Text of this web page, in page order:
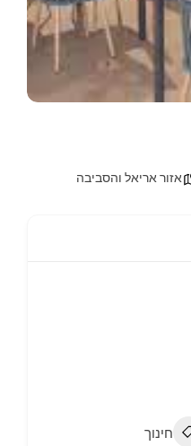
אזור אריאל והסביבה
חינוך